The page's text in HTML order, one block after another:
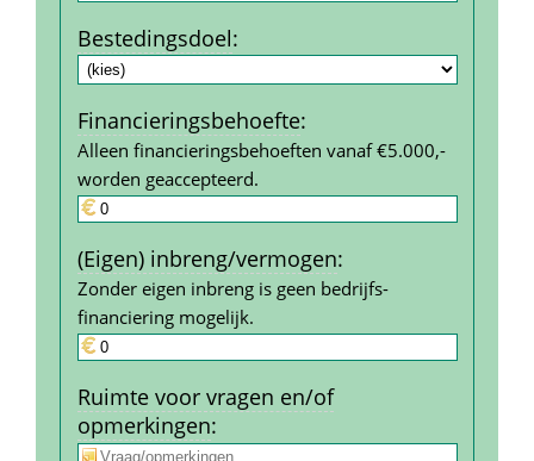
Bestedings­doel:
Financierings­behoefte:
Alleen financieringsbehoeften vanaf €5.000,-
worden geaccepteerd.
(Eigen) inbreng/vermogen:
Zonder eigen inbreng is geen bedrijfs­
financiering mogelijk.
Ruimte voor vragen en/of
opmerkingen: